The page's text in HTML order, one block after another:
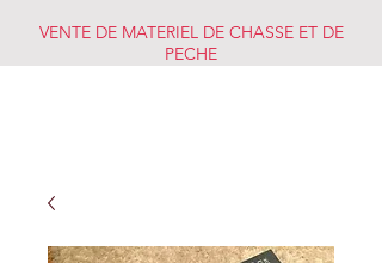
VENTE DE MATERIEL DE CHASSE ET DE
PECHE